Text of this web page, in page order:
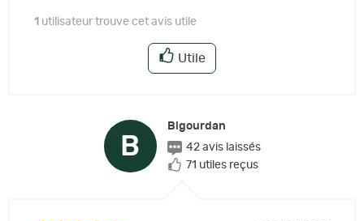
1 utilisateur trouve cet avis utile
Utile
B
Bigourdan
42 avis laissés
71 utiles reçus